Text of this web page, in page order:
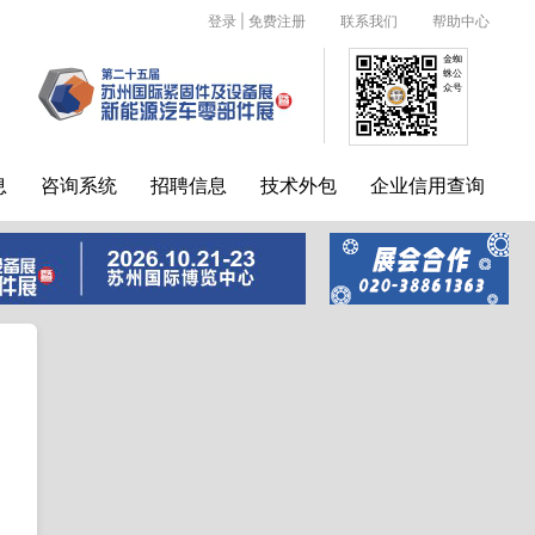
联系我们 帮助中心
登录 免费注册
咨询系统 招聘信息 技术外包 企业信用查询
金蜘
蛛公
众号